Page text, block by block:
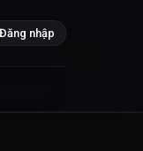
nhập